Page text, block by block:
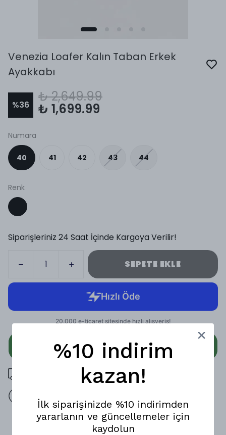
Venezia Loafer Kalın Taban Erkek
Ayakkabı
%36
₺ 2,649.99
₺ 1,699.99
Numara
40 41 42 43 44
Renk
Siparişleriniz 24 Saat İçinde Kargoya Verilir!
SEPETE EKLE
WHATSAPP
3000 TL üzeri ücretsiz kargo
Ürün Açıklaması
%10 indirim
kazan!
İlk siparişinizde %10 indirimden
yararlanın ve güncellemeler için
kaydolun